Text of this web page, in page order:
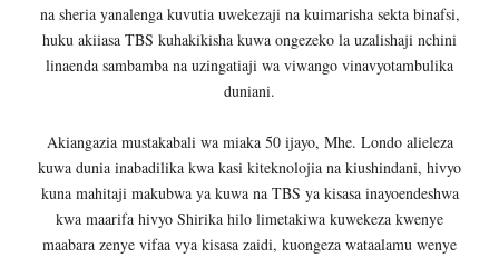
na sheria yanalenga kuvutia uwekezaji na kuimarisha sekta binafsi,
huku akiiasa TBS kuhakikisha kuwa ongezeko la uzalishaji nchini
linaenda sambamba na uzingatiaji wa viwango vinavyotambulika
duniani.
Akiangazia mustakabali wa miaka 50 ijayo, Mhe. Londo alieleza
kuwa dunia inabadilika kwa kasi kiteknolojia na kiushindani, hivyo
kuna mahitaji makubwa ya kuwa na TBS ya kisasa inayoendeshwa
kwa maarifa hivyo Shirika hilo limetakiwa kuwekeza kwenye
maabara zenye vifaa vya kisasa zaidi, kuongeza wataalamu wenye